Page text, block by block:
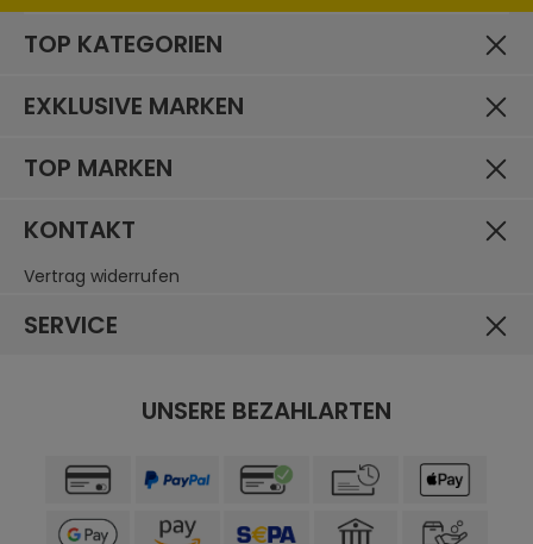
TOP KATEGORIEN
EXKLUSIVE MARKEN
TOP MARKEN
KONTAKT
Vertrag widerrufen
SERVICE
UNSERE BEZAHLARTEN